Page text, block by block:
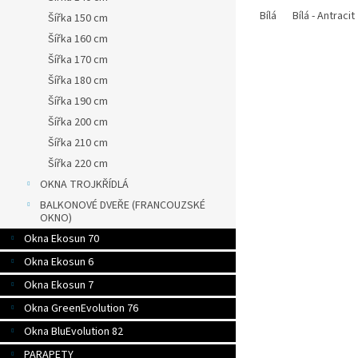
Šířka 150 cm
Šířka 160 cm
Šířka 170 cm
Šířka 180 cm
Šířka 190 cm
Šířka 200 cm
Šířka 210 cm
Šířka 220 cm
OKNA TROJKŘÍDLÁ
BALKONOVÉ DVEŘE (FRANCOUZSKÉ
OKNO)
Okna Ekosun 70
Okna Ekosun 6
Okna Ekosun 7
Okna GreenEvolution 76
Okna BluEvolution 82
Bílá Bílá - Antracit